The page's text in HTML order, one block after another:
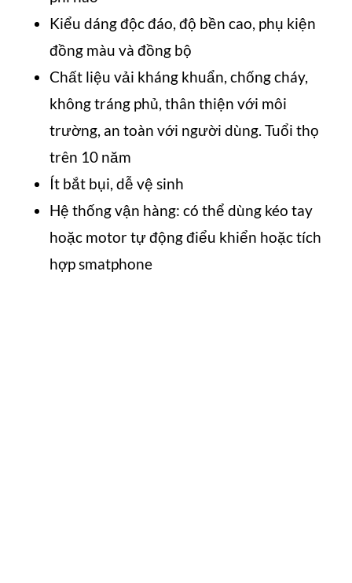
Kiểu dáng độc đáo, độ bền cao, phụ kiện
đồng màu và đồng bộ
Chất liệu vải kháng khuẩn, chống cháy,
không tráng phủ, thân thiện với môi
trường, an toàn với người dùng. Tuổi thọ
trên 10 năm
Ít bắt bụi, dễ vệ sinh
Hệ thống vận hàng: có thể dùng kéo tay
hoặc motor tự động điểu khiển hoặc tích
hợp smatphone